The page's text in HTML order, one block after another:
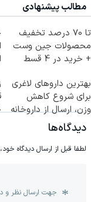
مطالب پیشنهادی
تا 70 درصد تخفیف
محصولات جین وست
+ خرید در 4 قسط
بهترین داروهای لاغری
برای شروع کاهش
وزن، ارسال از داروخانه
های نزدیکت!
دیدگاه‌ها
لطفا قبل از ارسال دیدگاه
جهت ارسال نظر و